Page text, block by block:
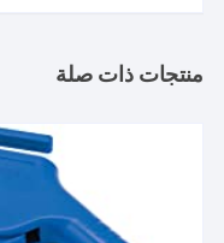
منتجات ذات صلة